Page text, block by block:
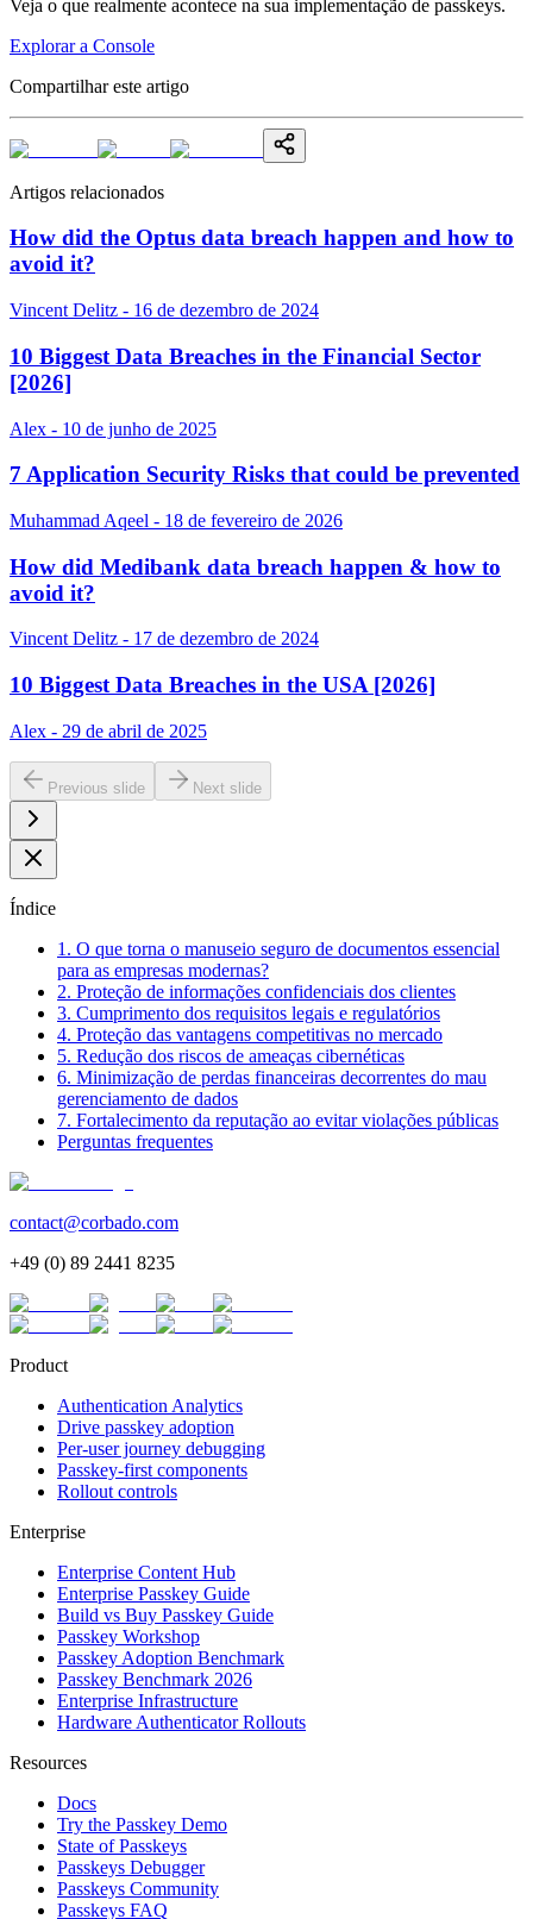
Veja o que realmente acontece na sua implementação de passkeys.
Explorar a Console
Compartilhar este artigo
Artigos relacionados
How did the Optus data breach happen and how to
avoid it?
Vincent Delitz - 16 de dezembro de 2024
10 Biggest Data Breaches in the Financial Sector
[2026]
Alex - 10 de junho de 2025
7 Application Security Risks that could be prevented
Muhammad Aqeel - 18 de fevereiro de 2026
How did Medibank data breach happen & how to
avoid it?
Vincent Delitz - 17 de dezembro de 2024
10 Biggest Data Breaches in the USA [2026]
Alex - 29 de abril de 2025
Previous slide Next slide
Índice
1. O que torna o manuseio seguro de documentos essencial
para as empresas modernas?
2. Proteção de informações confidenciais dos clientes
3. Cumprimento dos requisitos legais e regulatórios
4. Proteção das vantagens competitivas no mercado
5. Redução dos riscos de ameaças cibernéticas
6. Minimização de perdas financeiras decorrentes do mau
gerenciamento de dados
7. Fortalecimento da reputação ao evitar violações públicas
Perguntas frequentes
contact@corbado.com
+49 (0) 89 2441 8235
Product
Authentication Analytics
Drive passkey adoption
Per-user journey debugging
Passkey-first components
Rollout controls
Enterprise
Enterprise Content Hub
Enterprise Passkey Guide
Build vs Buy Passkey Guide
Passkey Workshop
Passkey Adoption Benchmark
Passkey Benchmark 2026
Enterprise Infrastructure
Hardware Authenticator Rollouts
Resources
Docs
Try the Passkey Demo
State of Passkeys
Passkeys Debugger
Passkeys Community
Passkeys FAQ